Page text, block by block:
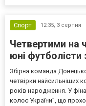
Спорт 12:35, 3 серпня
Четвертими на
юні
Збірна команда
четвірки найсильніших
років народження. У
колос України”, що